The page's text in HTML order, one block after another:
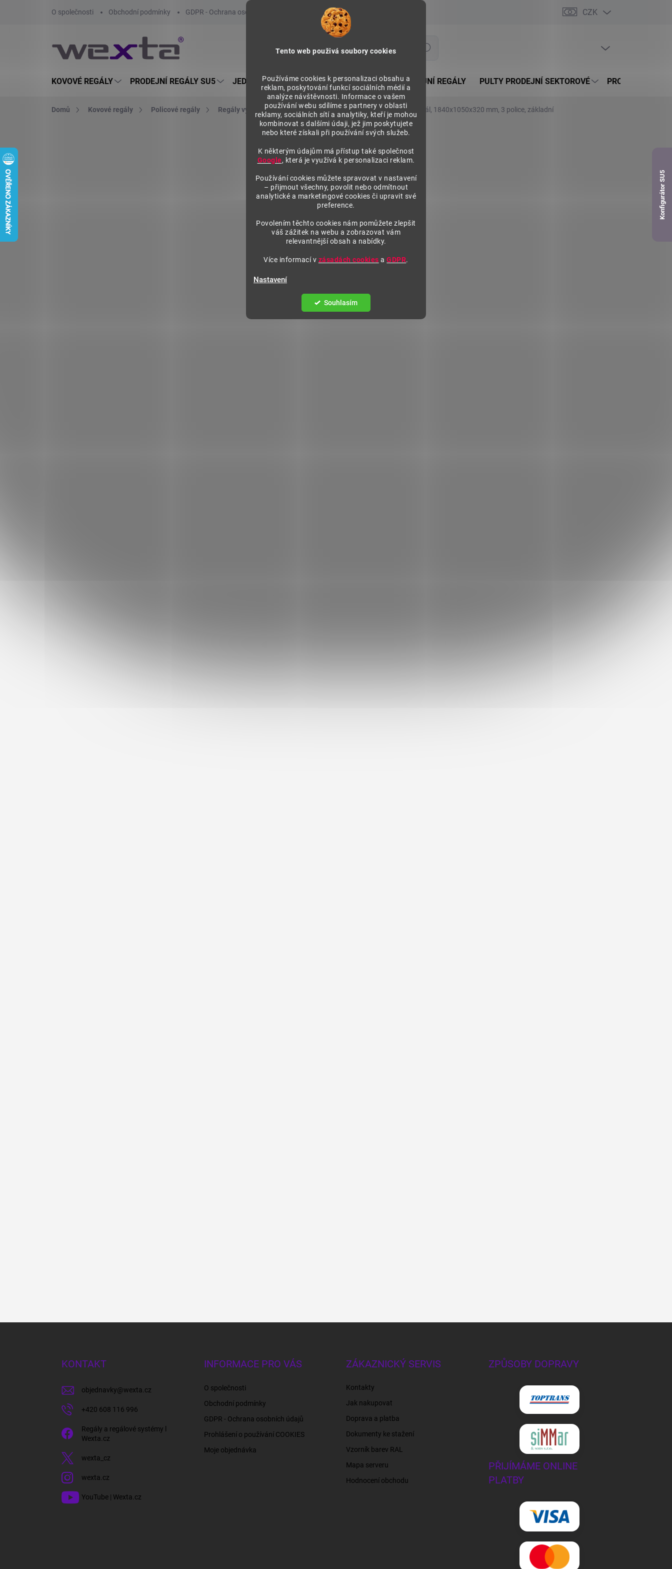
Tento web použivá soubory cookies
Používáme cookies k personalizaci obsahu a
reklam, poskytování funkcí sociálních médií a
analýze návštěvnosti. Informace o vašem
používání webu sdílíme s partnery v oblasti
reklamy, sociálních sítí a analytiky, kteří je mohou
kombinovat s dalšími údaji, jež jim poskytujete
nebo které získali při používání svých služeb.
K některým údajům má přístup také společnost
Google, která je využívá k personalizaci reklam.
Používání cookies můžete spravovat v nastavení
– přijmout všechny, povolit nebo odmítnout
analytické a marketingové cookies či upravit své
preference.
Povolením těchto cookies nám pomůžete zlepšit
váš zážitek na webu a zobrazovat vám
relevantnější obsah a nabídky.
Více informací v zásadách cookies aGDPR.
Nastavení
Souhlasím
O společnosti Obchodní podmínky GDPR - Ochrana osobních údajů Prohlášení o používání COOKIES CZK
Hledat
KOVOVÉ REGÁLY PRODEJNÍ REGÁLY SU5 JEDNOSTRANNÉ REGÁLY OBOUSTRANNÉ PRODEJNÍ REGÁLY PULTY PRODEJNÍ SEKTOROVÉ PROSKLENÉ
Domů Kovové regály Policové regály Regály výška 1840 mm, základní moduly Kovový policový regál, 1840x1050x320 mm, 3 police, základní
KONTAKT
objednavky@wexta.cz
+420 608 116 996
Regály a regálové systémy l
Wexta.cz
wexta_cz
wexta.cz
YouTube | Wexta.cz
INFORMACE PRO VÁS
O společnosti
Obchodní podmínky
GDPR - Ochrana osobních údajů
Prohlášení o používání COOKIES
Moje objednávka
ZÁKAZNICKÝ SERVIS
Kontakty
Jak nakupovat
Doprava a platba
Dokumenty ke stažení
Vzorník barev RAL
Mapa serveru
Hodnocení obchodu
ZPŮSOBY DOPRAVY
PŘIJÍMÁME ONLINE
PLATBY
Konfigurátor SU5